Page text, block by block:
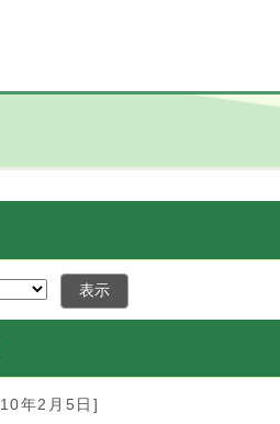
表示
年2月5日]